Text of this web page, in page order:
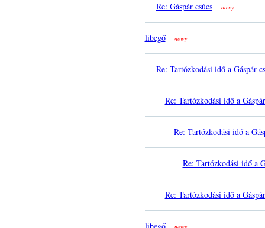
Re: Gáspár csúcs nowy
libegő nowy
Re: Tartózkodási idő a Gáspár
Re: Tartózkodási idő a
Re: Tartózkodási idő a
Re: Tartózkodási idő a
Re: Tartózkodási idő a